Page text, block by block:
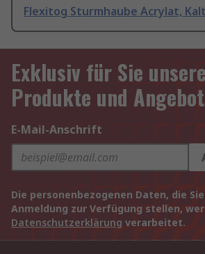
Flexitog Sturmhaube Acrylat, Kalt
Exklusiv für Sie
Produkte und
E-Mail-Anschrift
Die personenbezogenen Daten, die
Anmeldung zur Verfügung stellen,
Datenschutzerklärung verarbeitet.